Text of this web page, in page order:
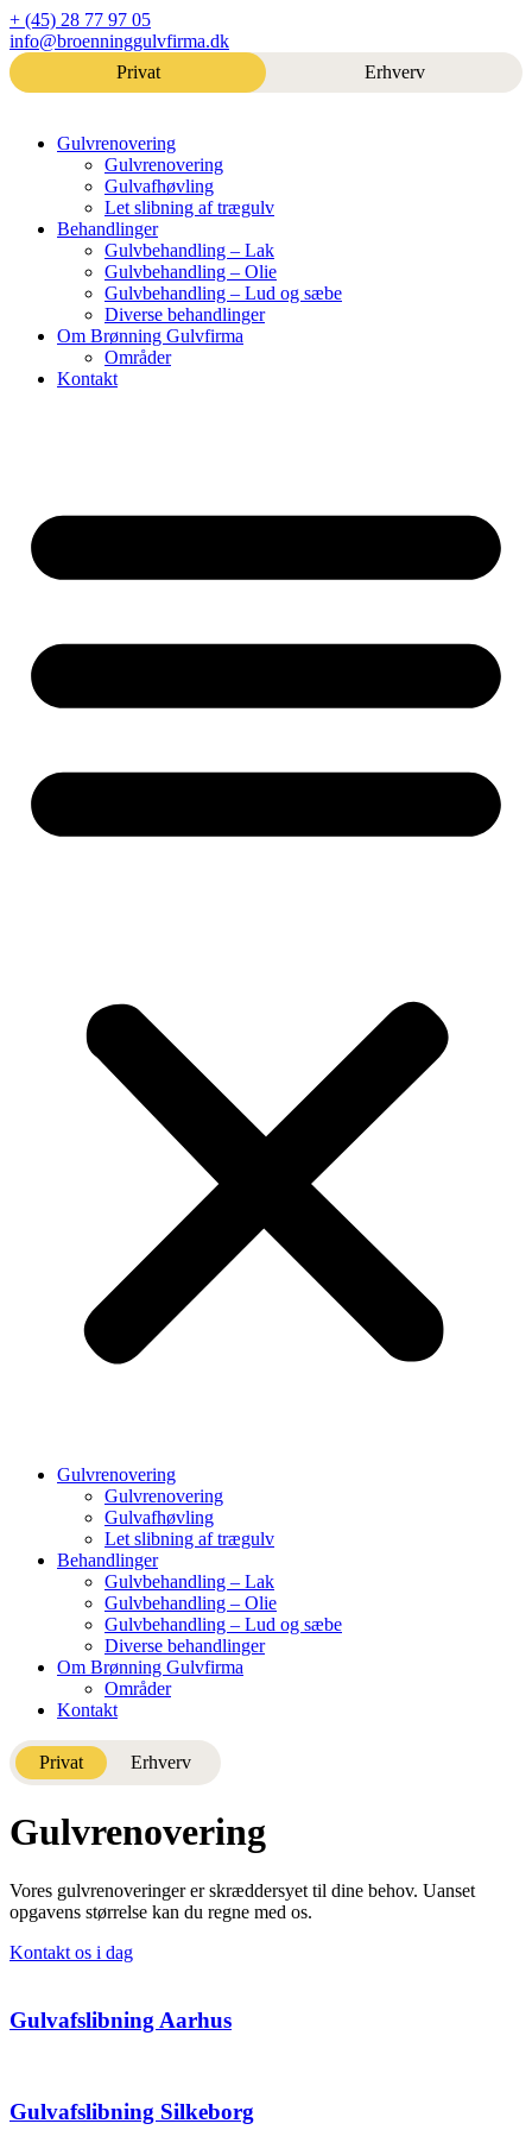
Videre
til
indhold
+ (45) 28 77 97 05
info@broenninggulvfirma.dk
Privat
Erhverv
Gulvrenovering
Gulvrenovering
Gulvafhøvling
Let slibning af trægulv
Behandlinger
Gulvbehandling – Lak
Gulvbehandling – Olie
Gulvbehandling – Lud og sæbe
Diverse behandlinger
Om Brønning Gulvfirma
Områder
Kontakt
Gulvrenovering
Gulvrenovering
Gulvafhøvling
Let slibning af trægulv
Behandlinger
Gulvbehandling – Lak
Gulvbehandling – Olie
Gulvbehandling – Lud og sæbe
Diverse behandlinger
Om Brønning Gulvfirma
Områder
Kontakt
Privat Erhverv
Gulvrenovering
Vores gulvrenoveringer er skræddersyet til dine behov. Uanset
opgavens størrelse kan du regne med os.
Kontakt os i dag
Gulvafslibning Aarhus
Gulvafslibning Silkeborg